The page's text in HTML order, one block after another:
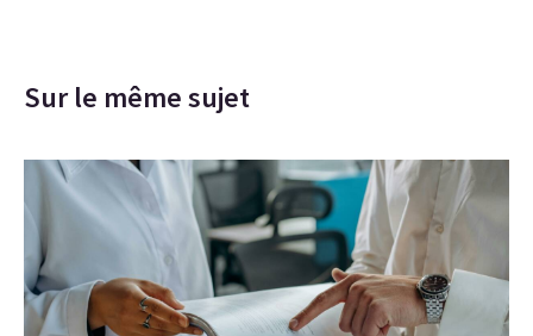
Sur le même sujet